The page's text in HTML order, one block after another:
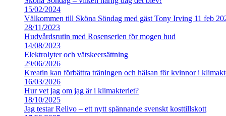
15/02/2024
Välkommen till Sköna Söndag med gäst Tony Irving 11 feb
28/11/2023
Hudvårdsrutin med Rosenserien för mogen hud
14/08/2023
Elektrolyter och vätskeersättning
29/06/2026
Kreatin kan förbättra träningen och hälsan för kvinnor i
16/03/2026
Hur vet jag om jag är i klimakteriet?
18/10/2025
Jag testar Relivo – ett nytt spännande svenskt kosttillskott